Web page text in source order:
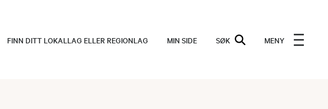
FINN DITT LOKALLAG ELLER REGIONLAG MIN SIDE SØK MENY